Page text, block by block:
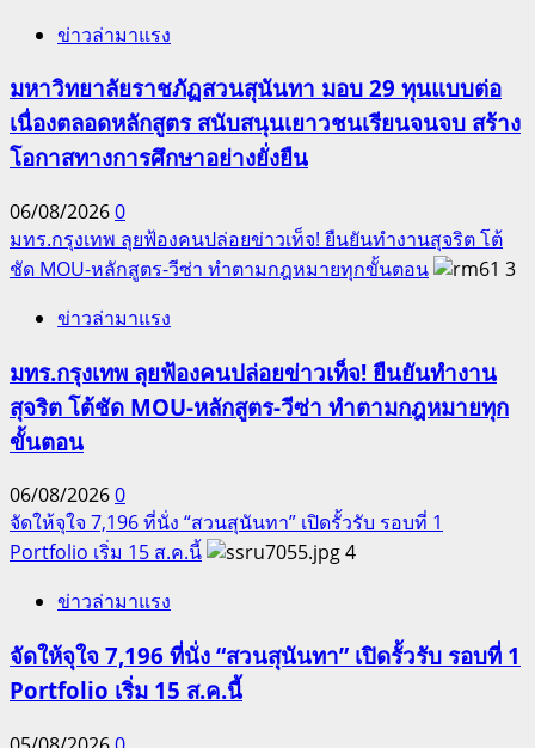
ข่าวล่ามาแรง
มหาวิทยาลัยราชภัฏสวนสุนันทา มอบ 29 ทุนแบบต่อ
เนื่องตลอดหลักสูตร สนับสนุนเยาวชนเรียนจนจบ สร้าง
โอกาสทางการศึกษาอย่างยั่งยืน
06/08/20260
มทร.กรุงเทพ ลุยฟ้องคนปล่อยข่าวเท็จ! ยืนยันทำงานสุจริต โต้
ชัด MOU-หลักสูตร-วีซ่า ทำตามกฎหมายทุกขั้นตอน
3
ข่าวล่ามาแรง
มทร.กรุงเทพ ลุยฟ้องคนปล่อยข่าวเท็จ! ยืนยันทำงาน
สุจริต โต้ชัด MOU-หลักสูตร-วีซ่า ทำตามกฎหมายทุก
ขั้นตอน
06/08/20260
จัดให้จุใจ 7,196 ที่นั่ง “สวนสุนันทา” เปิดรั้วรับ รอบที่ 1
Portfolio เริ่ม 15 ส.ค.นี้
4
ข่าวล่ามาแรง
จัดให้จุใจ 7,196 ที่นั่ง “สวนสุนันทา” เปิดรั้วรับ รอบที่ 1
Portfolio เริ่ม 15 ส.ค.นี้